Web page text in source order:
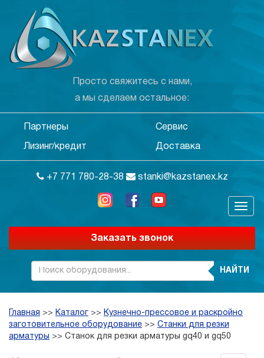
Просто свяжитесь с нами,
а мы сделаем остальное:
Партнеры Сервис
Лизинг/кредит Доставка
+7 771 780-28-38 stanki@kazstanex.kz
Заказать звонок
НАЙТИ
Главная >> Каталог >> Кузнечно-прессовое и раскройно
заготовительное оборудование >> Станки для резки
арматуры
>> Станок для резки арматуры gq40 и gq50